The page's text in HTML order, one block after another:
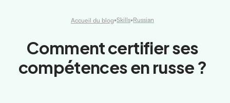
Accueil du blog•Skills•Russian
Comment certifier ses
compétences en russe ?